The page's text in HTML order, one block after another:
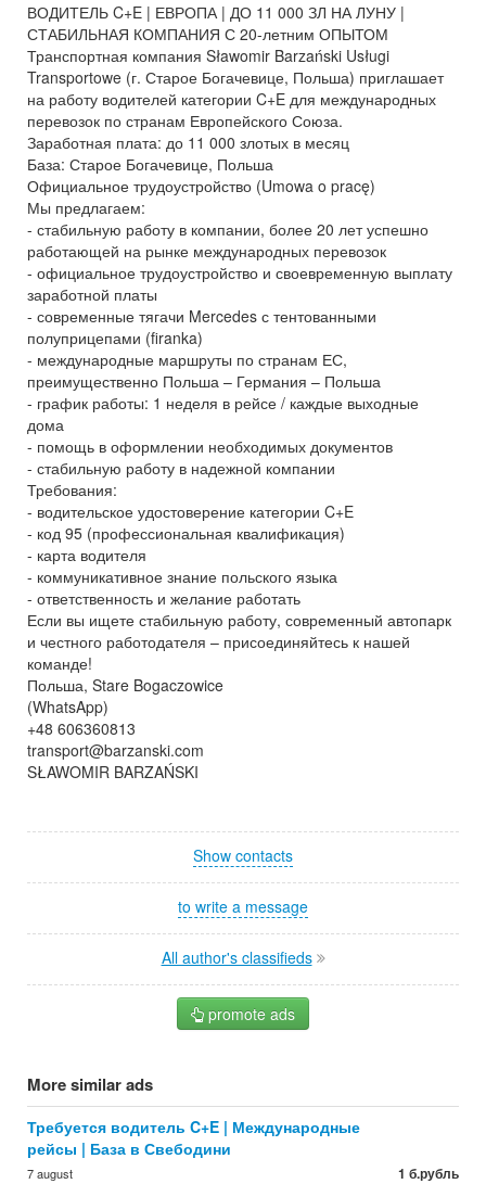
ВОДИТЕЛЬ C+E | ЕВРОПА | ДО 11 000 ЗЛ НА ЛУНУ |
СТАБИЛЬНАЯ КОМПАНИЯ С 20-летним ОПЫТОМ
Транспортная компания Sławomir Barzański Usługi
Transportowe (г. Старое Богачевице, Польша) приглашает
на работу водителей категории C+E для международных
перевозок по странам Европейского Союза.
Заработная плата: до 11 000 злотых в месяц
База: Старое Богачевице, Польша
Официальное трудоустройство (Umowa o pracę)
Мы предлагаем:
- стабильную работу в компании, более 20 лет успешно
работающей на рынке международных перевозок
- официальное трудоустройство и своевременную выплату
заработной платы
- современные тягачи Mercedes с тентованными
полуприцепами (firanka)
- международные маршруты по странам ЕС,
преимущественно Польша – Германия – Польша
- график работы: 1 неделя в рейсе / каждые выходные
дома
- помощь в оформлении необходимых документов
- стабильную работу в надежной компании
Требования:
- водительское удостоверение категории C+E
- код 95 (профессиональная квалификация)
- карта водителя
- коммуникативное знание польского языка
- ответственность и желание работать
Если вы ищете стабильную работу, современный автопарк
и честного работодателя – присоединяйтесь к нашей
команде!
Польша, Stare Bogaczowice
(WhatsApp)
+48 606360813
transport@barzanski.com
SŁAWOMIR BARZAŃSKI
Show contacts
to write a message
All author's classifieds
promote ads
More similar ads
Требуется водитель C+E | Международные
рейсы | База в Свебодини
7 august 1 б.рубль